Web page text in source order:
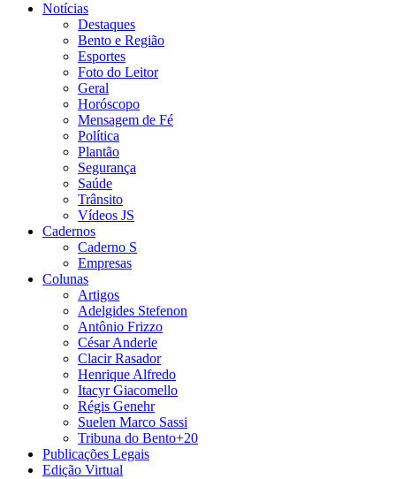
Notícias
Destaques
Bento e Região
Esportes
Foto do Leitor
Geral
Horóscopo
Mensagem de Fé
Política
Plantão
Segurança
Saúde
Trânsito
Vídeos JS
Cadernos
Caderno S
Empresas
Colunas
Artigos
Adelgides Stefenon
Antônio Frizzo
César Anderle
Clacir Rasador
Henrique Alfredo
Itacyr Giacomello
Régis Genehr
Suelen Marco Sassi
Tribuna do Bento+20
Publicações Legais
Edição Virtual